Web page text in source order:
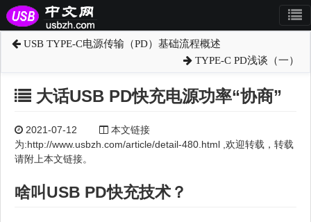
USB TYPE-C电源传输（PD）基础流程概述
TYPE-C PD浅谈（一）
大话USB PD快充电源功率“协商”
2021-07-12
本文链接
为:http://www.usbzh.com/article/detail-480.html ,欢迎转载，转载
请附上本文链接。
啥叫USB PD快充技术？